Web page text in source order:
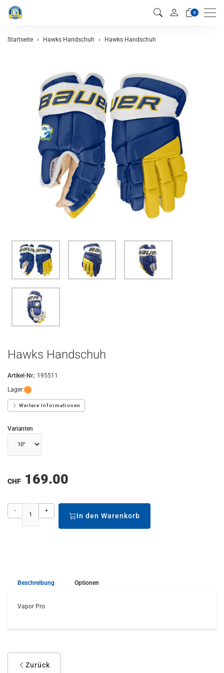
0 Menu
Startseite Hawks Handschuh Hawks Handschuh
Hawks Handschuh
Artikel-Nr.: 195511
Lager:
Weitere Informationen
Varianten
CHF 169.00
- +
In den Warenkorb
Beschreibung Optionen
Vapor Pro
Zurück